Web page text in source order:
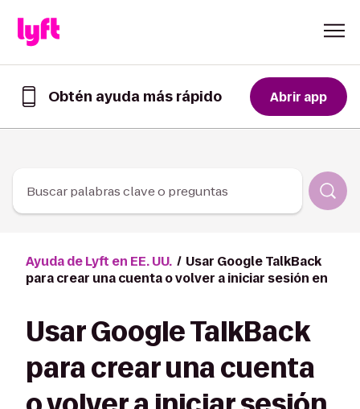
Obtén ayuda más rápido Obtén
rápida
de
Lyft
Abrir app
Buscar palabras clave o preguntas
Ayuda de Lyft en EE. UU.
Usar Google TalkBack
para crear una cuenta o volver a iniciar sesión en
Usar Google TalkBack
para crear una cuenta